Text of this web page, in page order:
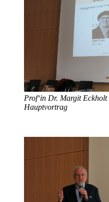
Prof‘in Dr. Margit
Hauptvortrag